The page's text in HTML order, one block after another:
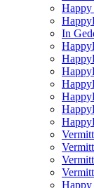
Happy
In
Happy